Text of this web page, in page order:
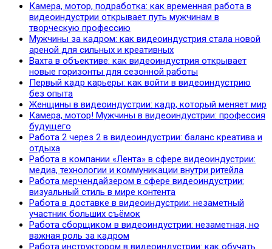
Камера, мотор, подработка: как временная работа в
видеоиндустрии открывает путь мужчинам в
творческую профессию
Мужчины за кадром: как видеоиндустрия стала новой
ареной для сильных и креативных
Вахта в объективе: как видеоиндустрия открывает
новые горизонты для сезонной работы
Первый кадр карьеры: как войти в видеоиндустрию
без опыта
Женщины в видеоиндустрии: кадр, который меняет мир
Камера, мотор! Мужчины в видеоиндустрии: профессия
будущего
Работа 2 через 2 в видеоиндустрии: баланс креатива и
отдыха
Работа в компании «Лента» в сфере видеоиндустрии:
медиа, технологии и коммуникации внутри ритейла
Работа мерчендайзером в сфере видеоиндустрии:
визуальный стиль в мире контента
Работа в доставке в видеоиндустрии: незаметный
участник больших съёмок
Работа сборщиком в видеоиндустрии: незаметная, но
важная роль за кадром
Работа инструктором в видеоиндустрии: как обучать